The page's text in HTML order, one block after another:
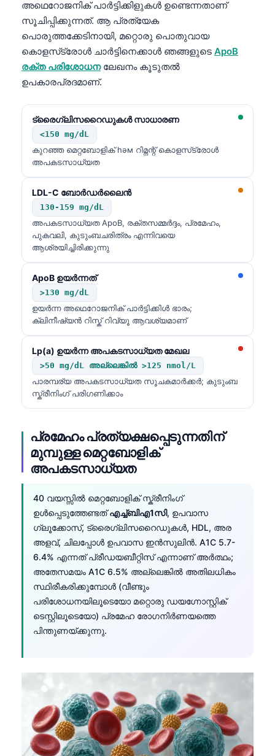
അഥെറോജനിക് പാർട്ടിക്കിളുകൾ ഉണ്ടെന്നതാണ്
സൂചിപ്പിക്കുന്നത്. ആ പ്രത്യേക
പൊരുത്തക്കേടിനായി, മറ്റൊരു പൊതുവായ
കൊളസ്‌ട്രോൾ ചാർട്ടിനെക്കാൾ ഞങ്ങളുടെ ApoB
രക്ത പരിശോധനലേഖനം കൂടുതൽ
ഉപകാരപ്രദമാണ്.
ട്രൈഗ്ലിസറൈഡുകൾ സാധാരണ
<150 mg/dL
കുറഞ്ഞ മെറ്റബോളിക് һәм റിമ്നന്റ് കൊളസ്‌ട്രോൾ
അപകടസാധ്യത
LDL-C ബോർഡർലൈൻ
130-159 mg/dL
അപകടസാധ്യത ApoB, രക്തസമ്മർദ്ദം, പ്രമേഹം,
പുകവലി, കുടുംബചരിത്രം എന്നിവയെ
ആശ്രയിച്ചിരിക്കുന്നു
ApoB ഉയർന്നത്
>130 mg/dL
ഉയർന്ന അഥെറോജനിക് പാർട്ടിക്കിൾ ഭാരം;
ക്ലിനീഷ്യൻ റിസ്ക് റിവ്യൂ ആവശ്യമാണ്
Lp(a) ഉയർന്ന അപകടസാധ്യത മേഖല
>50 mg/dL അല്ലെങ്കിൽ >125 nmol/L
പാരമ്പര്യ അപകടസാധ്യത സൂചകമാർക്കർ; കുടുംബ
സ്ക്രീനിംഗ് പരിഗണിക്കാം
പ്രമേഹം പ്രത്യക്ഷപ്പെടുന്നതിന്
മുമ്പുള്ള മെറ്റബോളിക്
അപകടസാധ്യത
40 വയസ്സിൽ മെറ്റബോളിക് സ്ക്രീനിംഗ്
ഉൾപ്പെടുത്തേണ്ടത്എച്ച്ബിഎ1സി, ഉപവാസ
ഗ്ലൂക്കോസ്, ട്രൈഗ്ലിസറൈഡുകൾ, HDL, അര
അളവ്, ചിലപ്പോൾ ഉപവാസ ഇൻസുലിൻ. A1C 5.7-
6.4% എന്നത് പ്രീഡയബീറ്റിസ് എന്നാണ് അർത്ഥം;
അതേസമയം A1C 6.5% അല്ലെങ്കിൽ അതിലധികം
സ്ഥിരീകരിക്കുമ്പോൾ (വീണ്ടും
പരിശോധനയിലൂടെയോ മറ്റൊരു ഡയഗ്നോസ്റ്റിക്
ടെസ്റ്റിലൂടെയോ) പ്രമേഹ രോഗനിർണയത്തെ
പിന്തുണയ്ക്കുന്നു.
Монгол
ພາສາລາວ
Basa Jawa
Татар теле
Беларуская мова
Esperanto
Frysk
Ślōnskŏ gŏdka
Norsk bokmål